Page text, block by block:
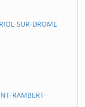
SUR-DROME
RAMBERT-